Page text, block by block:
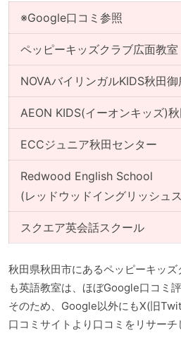
※Google口コミ参照
ペッピーキッズクラブ広面教室
NOVAバイリンガルKIDS秋田御
AEON KIDS(イーオンキッズ)
ECCジュニア秋田センター
Redwood English School
(レッドウッドイングリッシュ
スクエア英会話スクール
秋田県秋田市にあるペッピーキッ
も英語教室は、ほぼGoogle口コミ
そのため、Google以外にもX(旧
口コミサイトより口コミをリサーチ